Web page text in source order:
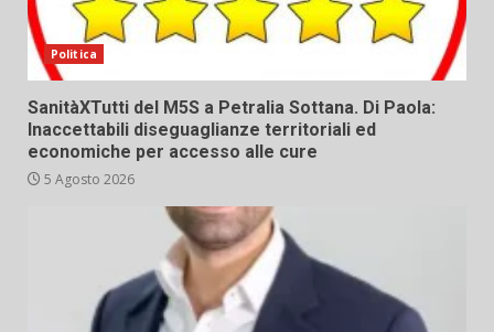
Politica
SanitàXTutti del M5S a Petralia Sottana. Di Paola:
Inaccettabili diseguaglianze territoriali ed
economiche per accesso alle cure
5 Agosto 2026